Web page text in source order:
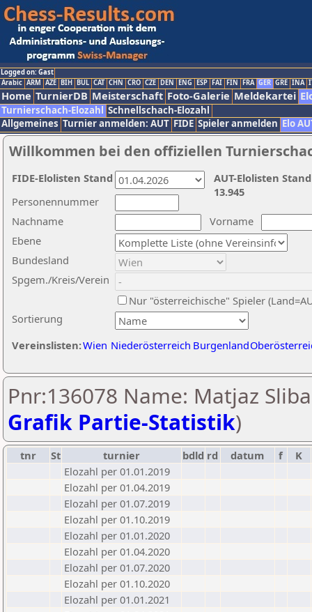
Logged on: Gast
Arabic ARM AZE BIH BUL CAT CHN CRO CZE DEN ENG ESP FAI FIN FRA GER GRE INA
Home TurnierDB Meisterschaft Foto-Galerie Meldekartei
Turnierschach-Elozahl Schnellschach-Elozahl
Allgemeines Turnier anmelden: AUT FIDE Spieler anmelden Elo
Willkommen bei den offiziellen
Nachname
Vorname
Ebene
Sortierung
Personennummer
Bundesland
Spgem./Kreis/Verein
Nur "österreichische" Spieler
Vereinslisten:Wien Niederösterreich Burgenland
AUT-Elolisten
13.945
FIDE-Elolisten Stand
Pnr:136078 Name: Matjaz
Grafik Partie-Statistik)
tnr St turnier bdld rd datum f
K
Elozahl per 01.01.2019
Elozahl per 01.04.2019
Elozahl per 01.07.2019
Elozahl per 01.10.2019
Elozahl per 01.01.2020
Elozahl per 01.04.2020
Elozahl per 01.07.2020
Elozahl per 01.10.2020
Elozahl per 01.01.2021